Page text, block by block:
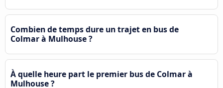
Combien de temps dure un trajet en bus de
Colmar à Mulhouse ?
À quelle heure part le premier bus de Colmar à
Mulhouse ?